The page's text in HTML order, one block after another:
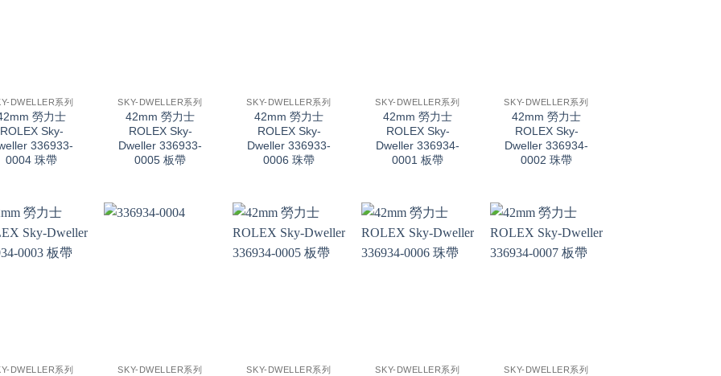
DWELLER系列
勞力士
ROLEX Sky-
336933-
0004 珠帶
SKY-DWELLER系列
42mm 勞力士
ROLEX Sky-
Dweller 336933-
0005 板帶
SKY-DWELLER系列
42mm 勞力士
ROLEX Sky-
Dweller 336933-
0006 珠帶
SKY-DWELLER系列
42mm 勞力士
ROLEX Sky-
Dweller 336934-
0001 板帶
SKY-DWELLER系列
42mm 勞力士
ROLEX Sky-
Dweller 336934-
0002 珠帶
DWELLER系列 SKY-DWELLER系列 SKY-DWELLER系列 SKY-DWELLER系列 SKY-DWELLER系列